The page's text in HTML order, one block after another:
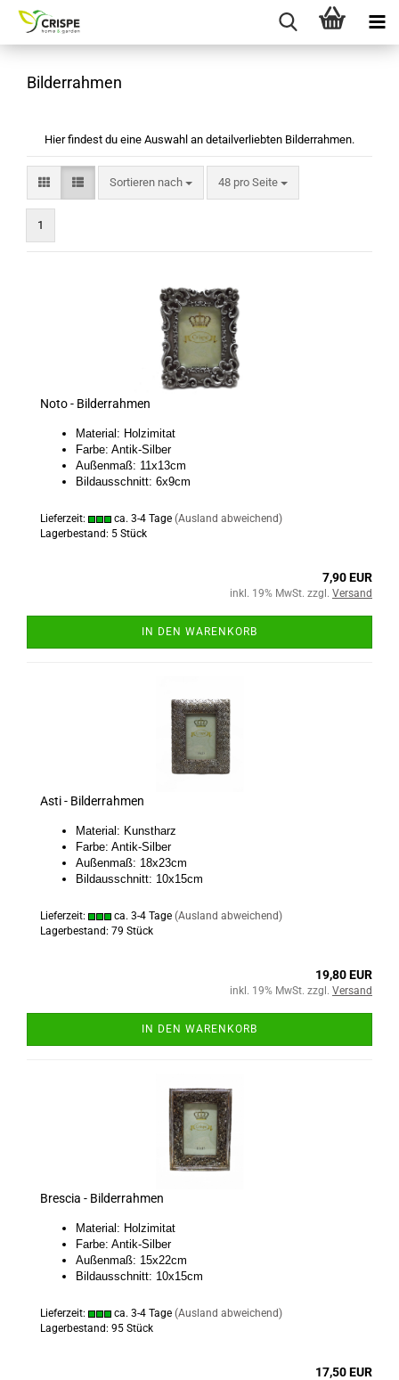
Bilderrahmen
Hier findest du eine Auswahl an detailverliebten Bilderrahmen.
Sortieren nach
Sortieren nach 48 pro Seite
pro Seite
1
Noto - Bilderrahmen
Material: Holzimitat
Farbe: Antik-Silber
Außenmaß: 11x13cm
Bildausschnitt: 6x9cm
Lieferzeit: ca. 3-4 Tage (Ausland abweichend)
Lagerbestand: 5 Stück
7,90 EUR
inkl. 19% MwSt. zzgl. Versand
IN DEN WARENKORB
Asti - Bilderrahmen
Material: Kunstharz
Farbe: Antik-Silber
Außenmaß: 18x23cm
Bildausschnitt: 10x15cm
Lieferzeit: ca. 3-4 Tage (Ausland abweichend)
Lagerbestand: 79 Stück
19,80 EUR
inkl. 19% MwSt. zzgl. Versand
IN DEN WARENKORB
Brescia - Bilderrahmen
Material: Holzimitat
Farbe: Antik-Silber
Außenmaß: 15x22cm
Bildausschnitt: 10x15cm
Lieferzeit: ca. 3-4 Tage (Ausland abweichend)
Lagerbestand: 95 Stück
17,50 EUR